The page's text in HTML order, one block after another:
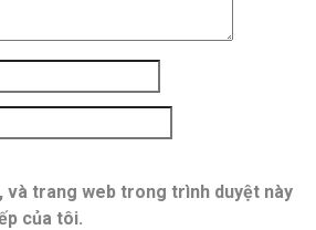
và trang web trong trình duyệt này
của tôi.